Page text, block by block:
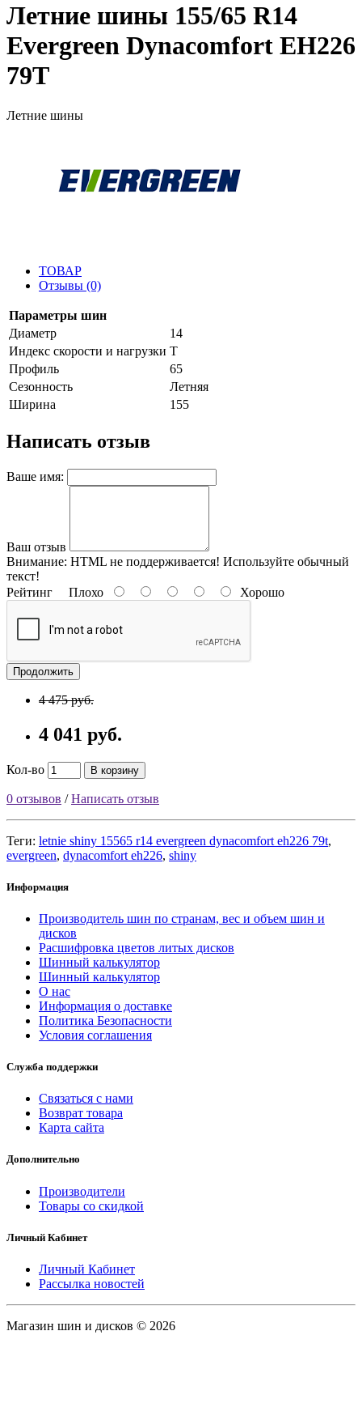
Летние шины 155/65 R14
Evergreen Dynacomfort EH226
79T
Летние шины
ТОВАР
Отзывы (0)
Параметры шин
Диаметр
14
Индекс скорости и нагрузки T
Профиль
65
Сезонность
Летняя
Ширина
155
Написать отзыв
Ваше имя:
Ваш отзыв
Внимание: HTML не поддерживается! Используйте обычный
текст!
Рейтинг Плохо Хорошо
Продолжить
4 475 руб.
4 041 руб.
Кол-во В корзину
0 отзывов /Написать отзыв
Теги: letnie shiny 15565 r14 evergreen dynacomfort eh226 79t,
evergreen, dynacomfort eh226, shiny
Информация
Производитель шин по странам, вес и объем шин и
дисков
Расшифровка цветов литых дисков
Шинный калькулятор
Шинный калькулятор
О нас
Информация о доставке
Политика Безопасности
Условия соглашения
Служба поддержки
Связаться с нами
Возврат товара
Карта сайта
Дополнительно
Производители
Товары со скидкой
Личный Кабинет
Личный Кабинет
Рассылка новостей
Магазин шин и дисков © 2026